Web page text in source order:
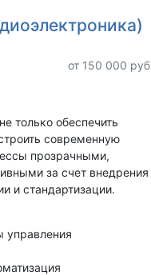
от 150 000 руб
только обеспечить
современную
прозрачными,
за счет внедрения
и стандартизации.
управления